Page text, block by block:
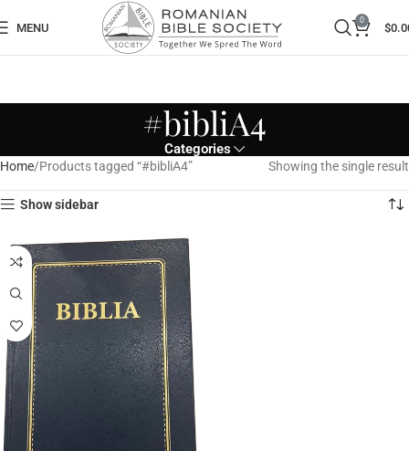
MENU
0
$
#bibliA4
Categories
Home Products tagged “#bibliA4” Showing the single result
Show sidebar